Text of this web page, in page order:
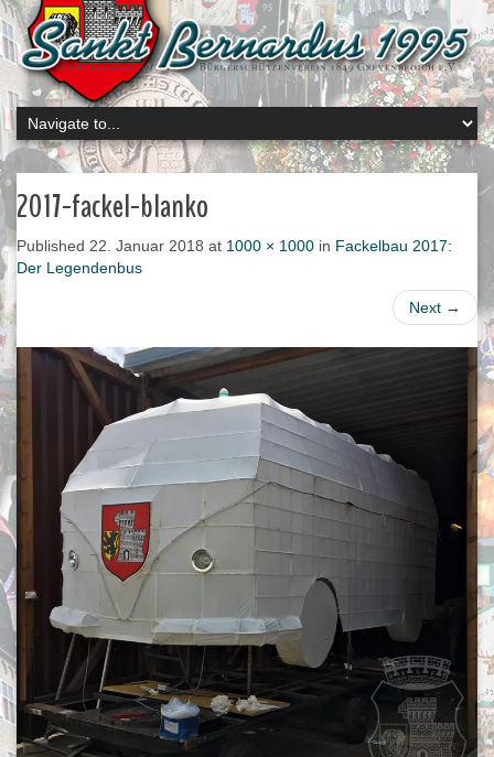
2017-fackel-blanko
Published 22. Januar 2018 at 1000 × 1000 in Fackelbau 2017:
Der Legendenbus
Next →